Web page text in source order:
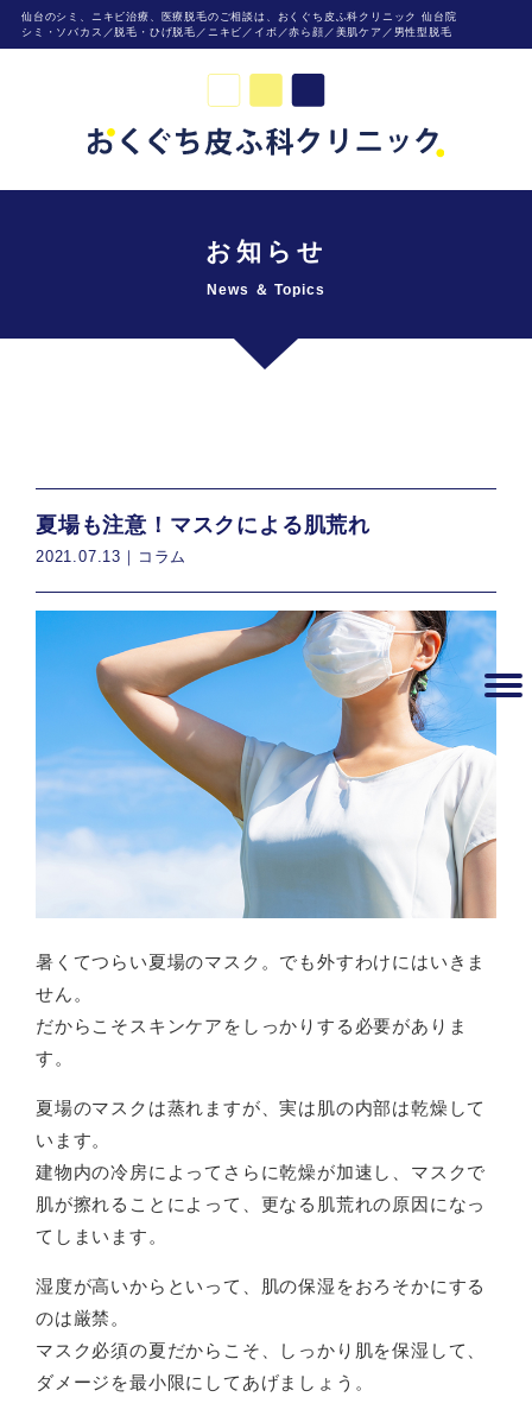
仙台のシミ、ニキビ治療、医療脱毛のご相談は、おくぐち皮ふ科クリニック 仙台院
シミ・ソバカス／脱毛・ひげ脱毛／ニキビ／イボ／赤ら顔／美肌ケア／男性型脱毛
お知らせ
News ＆ Topics
夏場も注意！マスクによる肌荒れ
2021.07.13｜ コラム
暑くてつらい夏場のマスク。でも外すわけにはいきま
せん。
だからこそスキンケアをしっかりする必要がありま
す。
夏場のマスクは蒸れますが、実は肌の内部は乾燥して
います。
建物内の冷房によってさらに乾燥が加速し、マスクで
肌が擦れることによって、更なる肌荒れの原因になっ
てしまいます。
湿度が高いからといって、肌の保湿をおろそかにする
のは厳禁。
マスク必須の夏だからこそ、しっかり肌を保湿して、
ダメージを最小限にしてあげましょう。